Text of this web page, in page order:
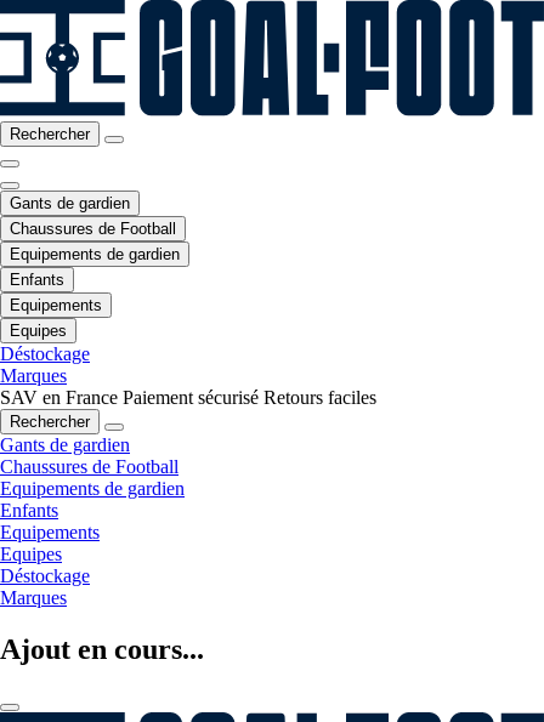
Rechercher
Gants de gardien
Chaussures de Football
Equipements de gardien
Enfants
Equipements
Equipes
Déstockage
Marques
SAV en France Paiement sécurisé Retours faciles
Rechercher
Gants de gardien
Chaussures de Football
Equipements de gardien
Enfants
Equipements
Equipes
Déstockage
Marques
Ajout en cours...